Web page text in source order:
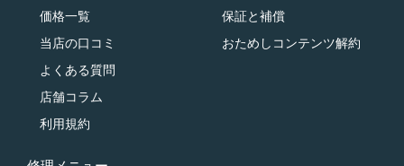
価格一覧
当店の口コミ
よくある質問
店舗コラム
利用規約
保証と補償
おためしコンテンツ解約